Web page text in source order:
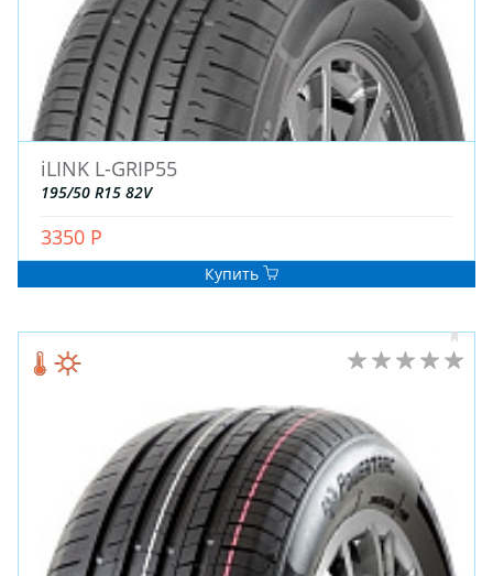
iLINK L-GRIP55
195/50 R15 82V
3350 Р
Купить